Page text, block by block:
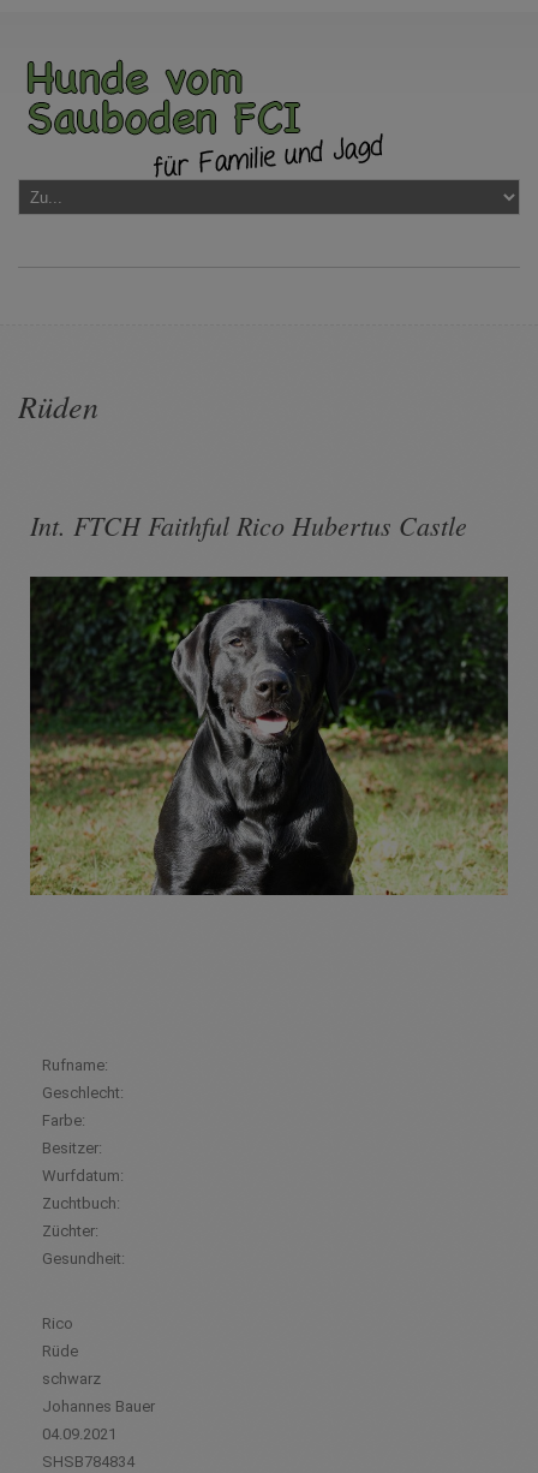
Rüden
Int. FTCH Faithful Rico Hubertus Castle
Rufname:
Geschlecht:
Farbe:
Besitzer:
Wurfdatum:
Zuchtbuch:
Züchter:
Gesundheit:
Rico
Rüde
schwarz
Johannes Bauer
04.09.2021
SHSB784834